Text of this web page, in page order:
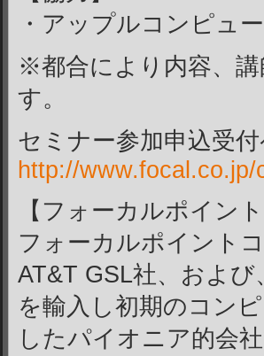
・アップルコンピュ
※都合により内容、
す。
セミナー参加申込受
http://
【フォーカルポイン
フォーカルポイント
AT&T GSL社、およ
を輸入し初期のコン
したパイオニア的会